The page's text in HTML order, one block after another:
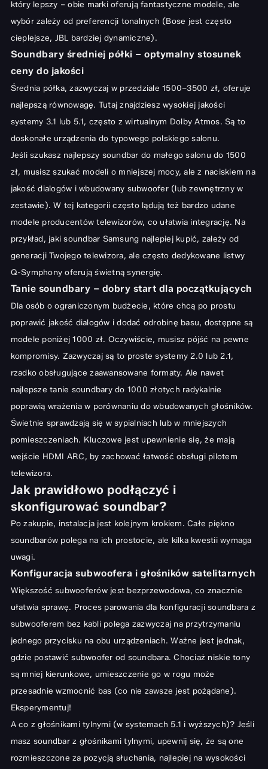
który lepszy – obie marki oferują fantastyczne modele, ale
wybór zależy od preferencji tonalnych (Bose jest często
cieplejsze, JBL bardziej dynamiczne).
Soundbary średniej półki – optymalny stosunek
ceny do jakości
Średnia półka, zazwyczaj w przedziale 1500–3500 zł, oferuje
najlepszą równowagę. Tutaj znajdziesz wysokiej jakości
systemy 3.1 lub 5.1, często z wirtualnym Dolby Atmos. Są to
doskonałe urządzenia do typowego polskiego salonu.
Jeśli szukasz najlepszy soundbar do małego salonu do 1500
zł, musisz szukać modeli o mniejszej mocy, ale z naciskiem na
jakość dialogów i wbudowany subwoofer (lub zewnętrzny w
zestawie). W tej kategorii często lądują też bardzo udane
modele producentów telewizorów, co ułatwia integrację. Na
przykład, jaki soundbar Samsung najlepiej kupić, zależy od
generacji Twojego telewizora, ale często dedykowane listwy
Q-Symphony oferują świetną synergię.
Tanie soundbary – dobry start dla początkujących
Dla osób o ograniczonym budżecie, które chcą po prostu
poprawić jakość dialogów i dodać odrobinę basu, dostępne są
modele poniżej 1000 zł. Oczywiście, musisz pójść na pewne
kompromisy. Zazwyczaj są to proste systemy 2.0 lub 2.1,
rzadko obsługujące zaawansowane formaty. Ale nawet
najlepsze tanie soundbary do 1000 złotych radykalnie
poprawią wrażenia w porównaniu do wbudowanych głośników.
Świetnie sprawdzają się w sypialniach lub w mniejszych
pomieszczeniach. Kluczowe jest upewnienie się, że mają
wejście HDMI ARC, by zachować łatwość obsługi pilotem
telewizora.
Jak prawidłowo podłączyć i
skonfigurować soundbar?
Po zakupie, instalacja jest kolejnym krokiem. Całe piękno
soundbarów polega na ich prostocie, ale kilka kwestii wymaga
uwagi.
Konfiguracja subwoofera i głośników satelitarnych
Większość subwooferów jest bezprzewodowa, co znacznie
ułatwia sprawę. Proces parowania dla konfiguracji soundbara z
subwooferem bez kabli polega zazwyczaj na przytrzymaniu
jednego przycisku na obu urządzeniach. Ważne jest jednak,
gdzie postawić subwoofer od soundbara. Chociaż niskie tony
są mniej kierunkowe, umieszczenie go w rogu może
przesadnie wzmocnić bas (co nie zawsze jest pożądane).
Eksperymentuj!
A co z głośnikami tylnymi (w systemach 5.1 i wyższych)? Jeśli
masz soundbar z głośnikami tylnymi, upewnij się, że są one
rozmieszczone za pozycją słuchania, najlepiej na wysokości